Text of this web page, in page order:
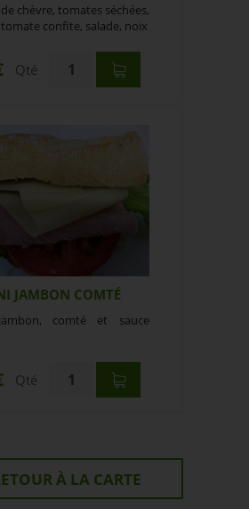
chèvre, tomates séchées,
confite, salade, noix
Qté
JAMBON COMTÉ
comté et sauce
Qté
À LA CARTE